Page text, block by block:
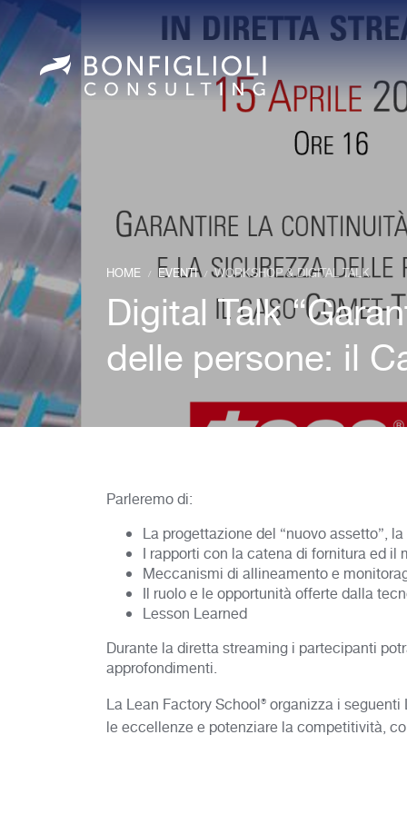
HOME / EVENTI / WORKSHOP & DIGITAL TALK
Digital Talk
delle persone: il
Parleremo di:
La progettazione del “nuovo assetto”,
I rapporti con la catena di fornitura ed il
Meccanismi di allineamento e
Il ruolo e le opportunità offerte dalla
Lesson Learned
Durante la diretta streaming i partecipanti
approfondimenti.
La Lean Factory School® organizza i
le eccellenze e potenziare la competitività,